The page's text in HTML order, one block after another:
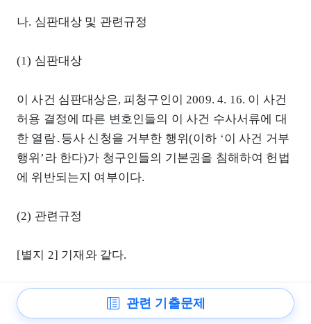
나. 심판대상 및 관련규정
(1) 심판대상
이 사건 심판대상은, 피청구인이 2009. 4. 16. 이 사건
허용 결정에 따른 변호인들의 이 사건 수사서류에 대
한 열람․등사 신청을 거부한 행위(이하 ‘이 사건 거부
행위’라 한다)가 청구인들의 기본권을 침해하여 헌법
에 위반되는지 여부이다.
(2) 관련규정
[별지 2] 기재와 같다.
2. 청구인들의 주장 및 피청구인의 의견
관련 기출문제